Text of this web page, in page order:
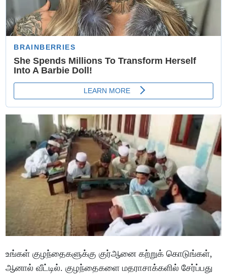
உங்கள் குழந்தைகளுக்கு குர்ஆனை கற்றுக் கொடுங்கள்,
ஆனால் வீட்டில். குழந்தைகளை மதராசாக்களில் சேர்ப்பது